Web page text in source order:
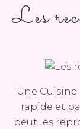
Les
Une Cuisine
rapide et
peut les